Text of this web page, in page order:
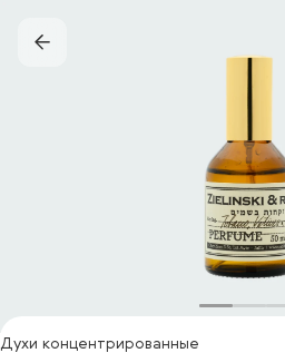
Духи концентрированные